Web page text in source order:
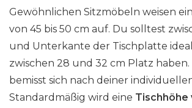
Gewöhnlichen Sitzmöbeln weisen
von 45 bis 50 cm auf. Du solltest
und Unterkante der Tischplatte
zwischen 28 und 32 cm Platz haben.
bemisst sich nach deiner
Standardmäßig wird eine Tischhöhe